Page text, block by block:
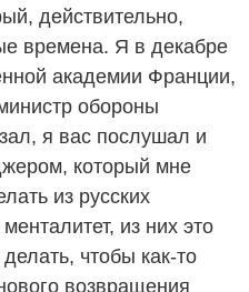
действительно,
времена. Я в декабре
академии Франции,
обороны
я вас послушал и
который мне
из русских
из них это
чтобы как-то
возвращения